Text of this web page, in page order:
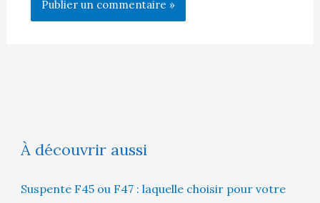
À découvrir aussi
Suspente F45 ou F47 : laquelle choisir pour votre